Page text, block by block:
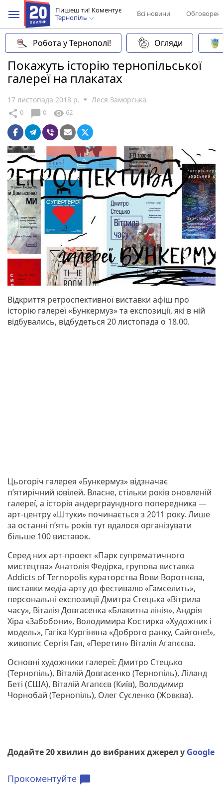
Пишеш ти! Коментує
Тернопіль
Всі новини
Робота у Тернополі! Огляди
Покажуть історію тернопільської
галереї на плакатах
17 листопада 2018 р. Леся Заморська
share 0 chat_bubble 0 visibility 62
Відкриття ретроспективної виставки афіш про
історію галереї «Бункермуз» та експозиції, які в ній
відбувались, відбудеться 20 листопада о 18.00.
Цьогоріч галерея «Бункермуз» відзначає
п’ятирічний ювілей. Власне, стільки років оновленій
галереї, а історія андерграундного попередника —
арт-центру «Штуки» починається з 2011 року. Лише
за останні п’ять років тут вдалося організувати
більше 100 виставок.
Серед них арт-проект «Парк супрематичного
мистецтва» Анатолія Федірка, групова виставка
Addicts of Ternopolis кураторства Вови Воротнєва,
виставки медіа-арту до фестивалю «Гамселить»,
персональні експозиції Дмитра Стецька «Вітрила
часу», Віталія Довгасенка «Блакитна лінія», Андрія
Хіра «Забобони», Володимира Костирка «Художник і
модель», Гагіка Кургіняна «Доброго ранку, Сайгоне!»,
живопис Сергія Гая, «Перетин» Віталія Агапєєва.
Основні художники галереї: Дмитро Стецько
(Тернопіль), Віталій Довгасенко (Тернопіль), Ліланд
Беті (США), Віталій Агапєєв (Київ), Володимир
Чорнобай (Тернопіль), Олег Сусленко (Жовква).
Додайте 20 хвилин до вибраних джерел у Google
Прокоментуйте chat_bubble